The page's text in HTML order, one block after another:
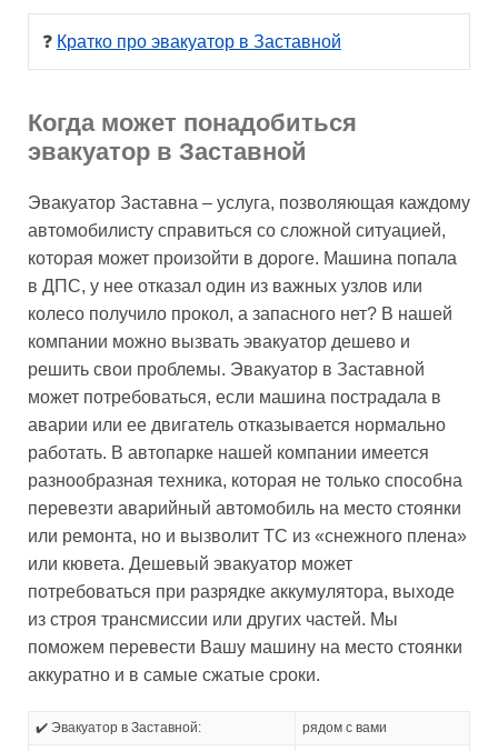
❓ Кратко про эвакуатор в Заставной
Когда может понадобиться
эвакуатор в Заставной
Эвакуатор Заставна – услуга, позволяющая каждому
автомобилисту справиться со сложной ситуацией,
которая может произойти в дороге. Машина попала
в ДПС, у нее отказал один из важных узлов или
колесо получило прокол, а запасного нет? В нашей
компании можно вызвать эвакуатор дешево и
решить свои проблемы. Эвакуатор в Заставной
может потребоваться, если машина пострадала в
аварии или ее двигатель отказывается нормально
работать. В автопарке нашей компании имеется
разнообразная техника, которая не только способна
перевезти аварийный автомобиль на место стоянки
или ремонта, но и вызволит ТС из «снежного плена»
или кювета. Дешевый эвакуатор может
потребоваться при разрядке аккумулятора, выходе
из строя трансмиссии или других частей. Мы
поможем перевести Вашу машину на место стоянки
аккуратно и в самые сжатые сроки.
✔️ Эвакуатор в Заставной: рядом с вами